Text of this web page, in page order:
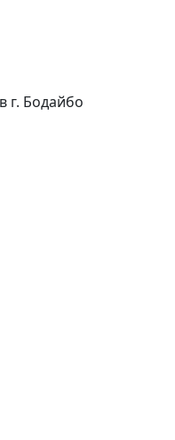
г. Бодайбо